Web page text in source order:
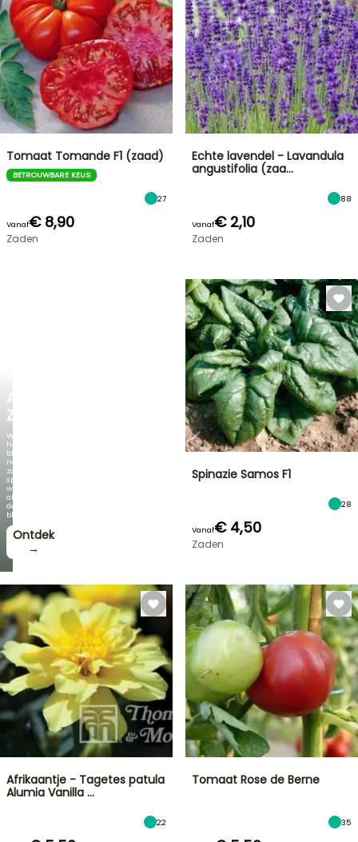
AGAPANTHUS
ZAMBEZI
Wanneer
het
blad
net
zo
spectaculair
wordt
als
de
bloei!
Ontdek
→
Tomaat Tomande F1 (zaad)
BETROUWBARE KEUS
27
Vanaf€ 8,90
Zaden
Echte lavendel - Lavandula
angustifolia (zaa…
88
Vanaf€ 2,10
Zaden
Spinazie Samos F1
28
Vanaf€ 4,50
Zaden
Afrikaantje - Tagetes patula
Alumia Vanilla …
22
Tomaat Rose de Berne
35